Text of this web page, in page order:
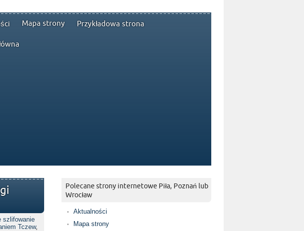
Mapa strony Przykładowa strona
szlifowanie
Tczew,
Polecane strony internetowe Piła, Poznań lub
Wrocław
Aktualności
Mapa strony